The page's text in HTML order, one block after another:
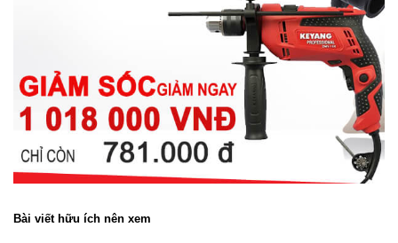
Bài viết hữu ích nên xem